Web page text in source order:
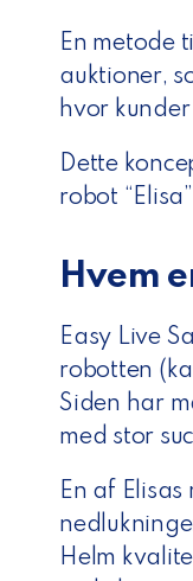
En metode
auktioner,
hvor
Dette
robot
Hvem
Easy Live
robotten
Siden har
med stor
En af
Helm